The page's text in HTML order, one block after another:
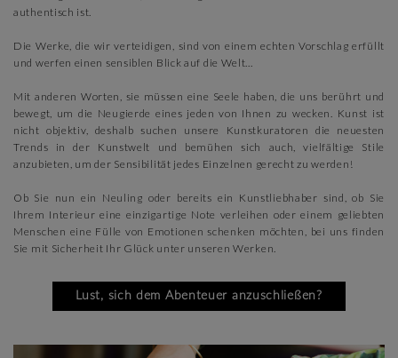
authentisch ist.
Die Werke, die wir verteidigen, sind von einem echten Vorschlag erfüllt
und werfen einen sensiblen Blick auf die Welt...
Mit anderen Worten, sie müssen eine Seele haben, die uns berührt und
bewegt, um die Neugierde eines jeden von Ihnen zu wecken. Kunst ist
nicht objektiv, deshalb suchen unsere Kunstkuratoren die neuesten
Trends in der Kunstwelt und bemühen sich auch, vielfältige Stile
anzubieten, um der Sensibilität jedes Einzelnen gerecht zu werden!
Ob Sie nun ein Neuling oder bereits ein Kunstliebhaber sind, ob Sie
Ihrem Interieur eine einzigartige Note verleihen oder einem geliebten
Menschen eine Fülle von Emotionen schenken möchten, bei uns finden
Sie mit Sicherheit Ihr Glück unter unseren Werken.
Lust, sich dem Abenteuer anzuschließen?